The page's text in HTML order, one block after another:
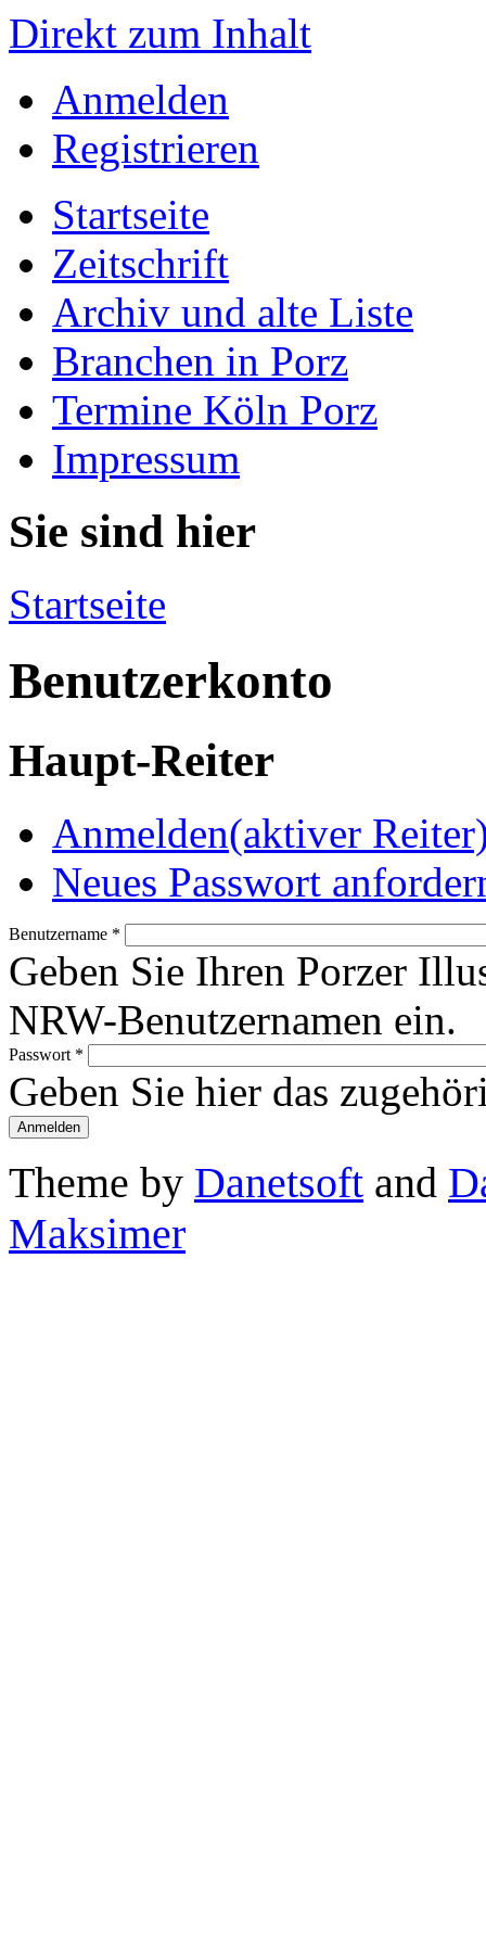
Direkt zum Inhalt
Anmelden
Registrieren
Startseite
Zeitschrift
Archiv und alte Liste
Branchen in Porz
Termine Köln Porz
Impressum
Sie sind hier
Startseite
Benutzerkonto
Haupt-Reiter
Anmelden(aktiver
Neues Passwort
Benutzername *
Geben Sie Ihren Porzer
NRW-Benutzernamen ein.
Passwort *
Geben Sie hier das
Theme by Danetsoft and
Maksimer